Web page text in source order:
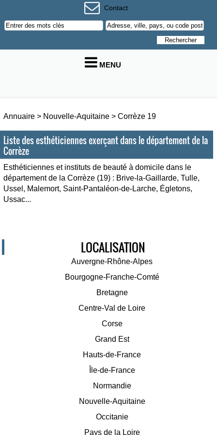
Contact
MENU
Annuaire > Nouvelle-Aquitaine > Corrèze 19
Liste des esthéticiennes exerçant dans le département de la
Corrèze
Esthéticiennes et instituts de beauté à domicile dans le
département de la Corrèze (19) : Brive-la-Gaillarde, Tulle,
Ussel, Malemort, Saint-Pantaléon-de-Larche, Égletons,
Ussac...
LOCALISATION
Auvergne-Rhône-Alpes
Bourgogne-Franche-Comté
Bretagne
Centre-Val de Loire
Corse
Grand Est
Hauts-de-France
Île-de-France
Normandie
Nouvelle-Aquitaine
Occitanie
Pays de la Loire